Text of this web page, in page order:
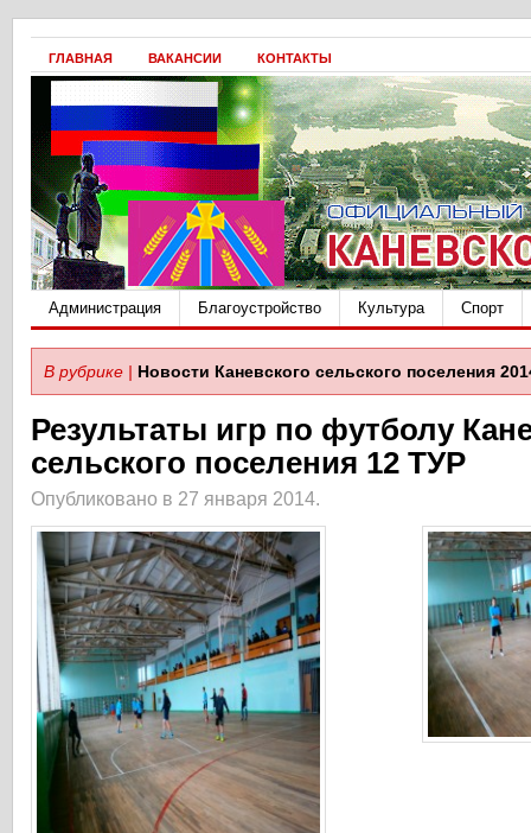
ГЛАВНАЯ ВАКАНСИИ КОНТАКТЫ
Администрация Благоустройство Культура Спорт
В рубрике | Новости Каневского сельского поселения
Результаты игр по футболу
сельского поселения 12 ТУР
Опубликовано в 27 января 2014.